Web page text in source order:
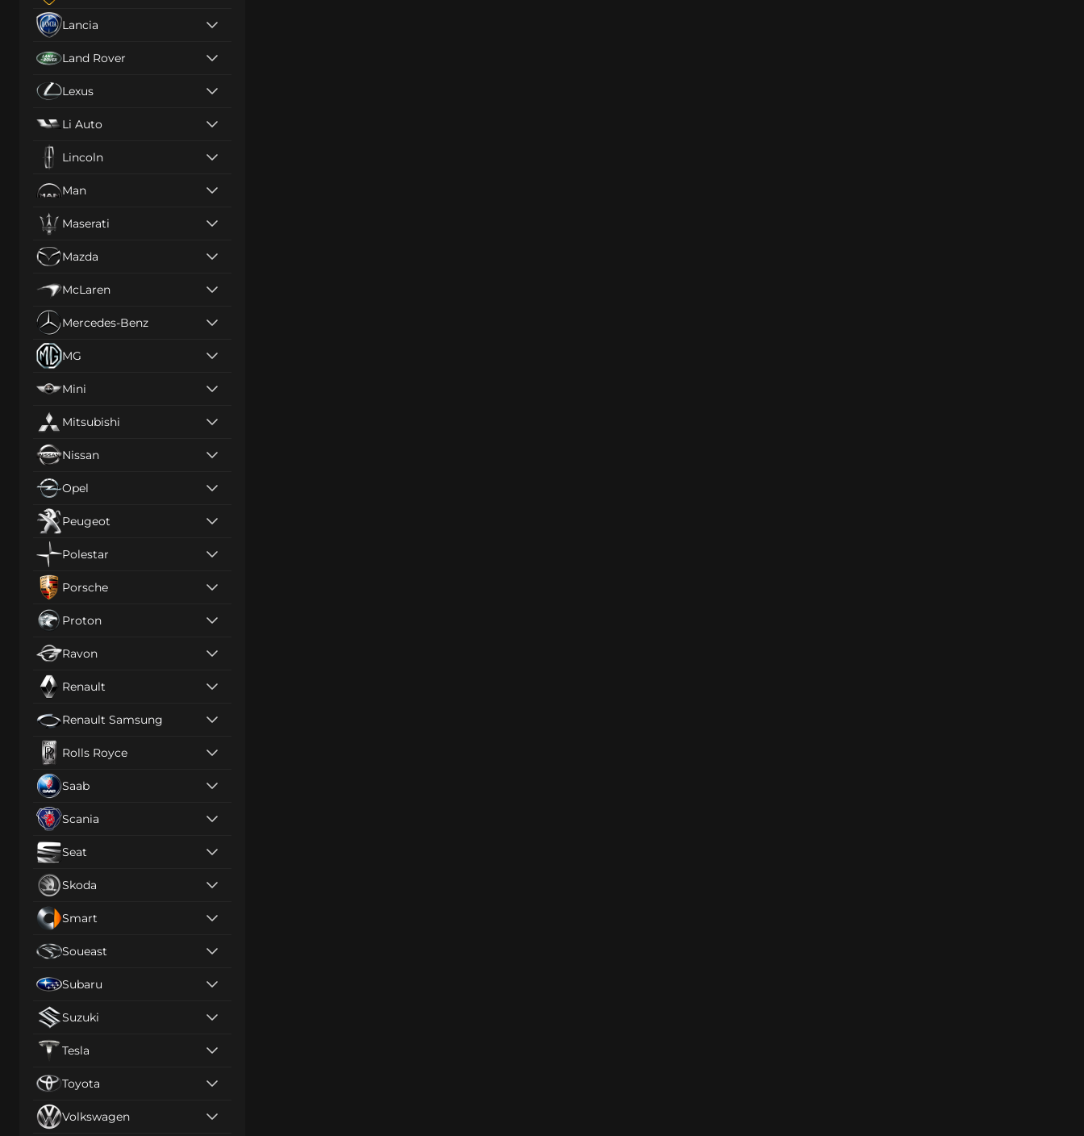
Lancia
Land Rover
Lexus
Li Auto
Lincoln
Man
Maserati
Mazda
McLaren
Mercedes-Benz
MG
Mini
Mitsubishi
Nissan
Opel
Peugeot
Polestar
Porsche
Proton
Ravon
Renault
Renault Samsung
Rolls Royce
Saab
Scania
Seat
Skoda
Smart
Soueast
Subaru
Suzuki
Tesla
Toyota
Volkswagen